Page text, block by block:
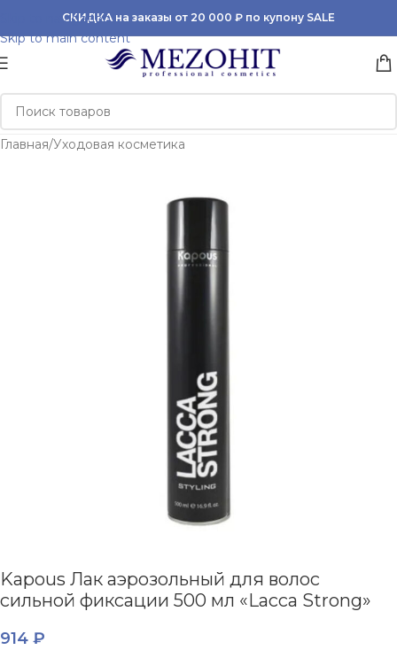
Skip to navigation
Skip to main content
СКИДКА на заказы от 20 000 ₽ по купону SALE
Главная/Уходовая косметика
Kapous Лак аэрозольный для волос
сильной фиксации 500 мл «Lacca Strong»
914 ₽